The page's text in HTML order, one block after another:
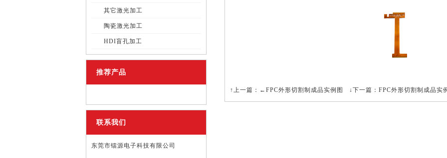
其它激光加工
陶瓷激光加工
HDI盲孔加工
推荐产品
联系我们
东莞市镭源电子科技有限公司
↑上一篇： ←FPC外形切割制成品实例图 ↓下一篇： FPC外形切割制成品实